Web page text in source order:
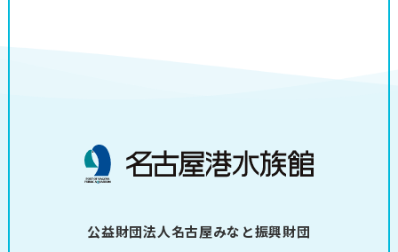
公益財団法人名古屋みなと振興財団